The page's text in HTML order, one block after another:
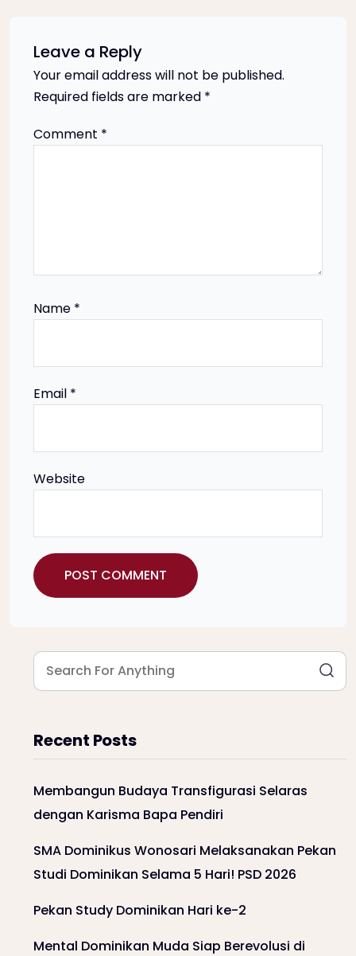
Leave a Reply
Your email address will not be published.
Required fields are marked *
Comment *
Name *
Email *
Website
Recent Posts
Membangun Budaya Transfigurasi Selaras
dengan Karisma Bapa Pendiri
SMA Dominikus Wonosari Melaksanakan Pekan
Studi Dominikan Selama 5 Hari! PSD 2026
Pekan Study Dominikan Hari ke-2
Mental Dominikan Muda Siap Berevolusi di